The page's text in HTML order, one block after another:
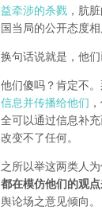
益牵涉的杀戮 ，肮
国当局的公开态度
换句话说就是，他
他们傻吗？肯定不
信息并传播给他们
全可以通过信息补
改变不了任何。
之所以举这两类人
都在模仿他们的观
舆论场之意见倾向。